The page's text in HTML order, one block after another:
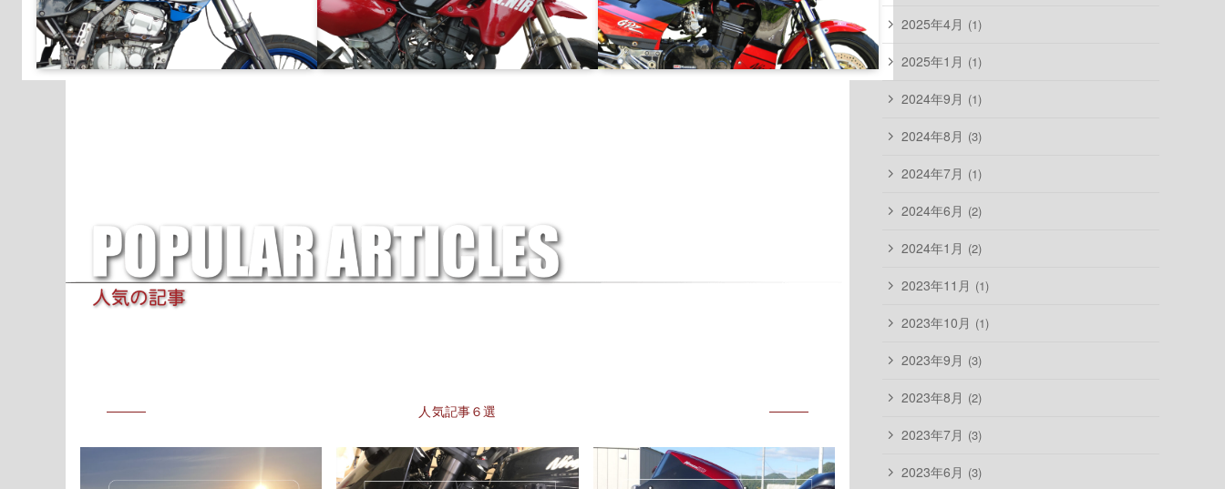
人気記事６選
2025年4月 (1)
2025年1月 (1)
2024年9月 (1)
2024年8月 (3)
2024年7月 (1)
2024年6月 (2)
2024年1月 (2)
2023年11月 (1)
2023年10月 (1)
2023年9月 (3)
2023年8月 (2)
2023年7月 (3)
2023年6月 (3)